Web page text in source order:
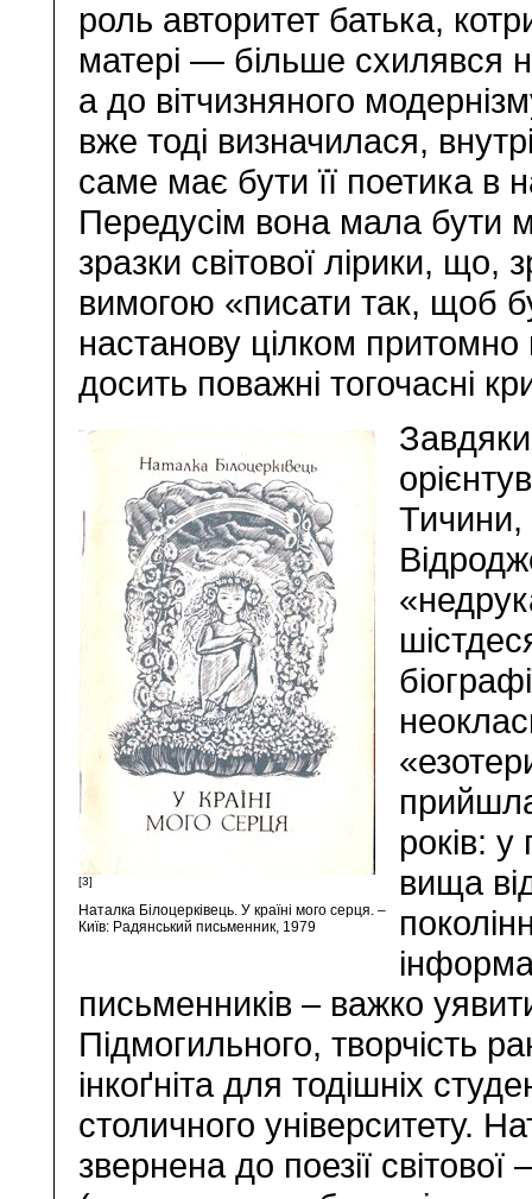
роль авторитет батька,
матері — більше схилявся
а до вітчизняного
вже тоді визначилася,
саме має бути її поетика в
Передусім вона мала бути
зразки світової лірики,
вимогою «писати так, щоб
настанову цілком
досить поважні тогочасні
[3]
Наталка Білоцерківець. У країні мого серця. –
Київ: Радянський письменник, 1979
Тичини,
років:
вища
письменників – важко
Підмогильного, творчість
інкоґніта для тодішніх
столичного університету.
звернена до поезії